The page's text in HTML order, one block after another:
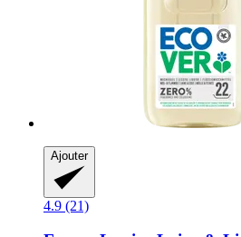
Ajouter
4.9 (21)